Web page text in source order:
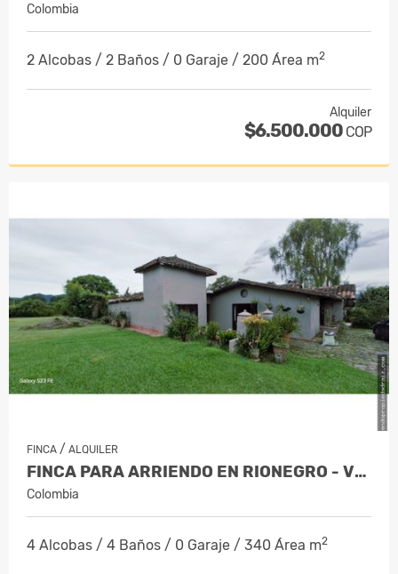
Colombia
2 Alcobas / 2 Baños / 0 Garaje / 200 Área m2
Alquiler
$6.500.000 COP
FINCA / ALQUILER
FINCA PARA ARRIENDO EN RIONEGRO - VILA…
Colombia
4 Alcobas / 4 Baños / 0 Garaje / 340 Área m2